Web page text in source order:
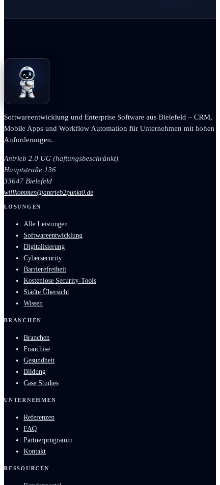
Softwareentwicklung und Enterprise Software aus Bielefeld – CRM,
Mobile Apps und Workflow Automation für Unternehmen mit hohen
Anforderungen.
Antrieb 2.0 UG (haftungsbeschränkt)
Hauptstraße 136
33647 Bielefeld
willkommen@antrieb2punkt0.de
LÖSUNGEN
Alle Leistungen
Softwareentwicklung
Digitalisierung
Cybersecurity
Barrierefreiheit
Kostenlose Security-Tools
Städte Übersicht
Wissen
BRANCHEN
Branchen
Franchise
Gesundheit
Bildung
Case Studies
UNTERNEHMEN
Referenzen
FAQ
Partnerprogramm
Kontakt
RESSOURCEN